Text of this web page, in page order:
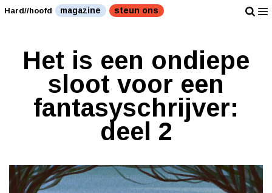
Hard//hoofd magazine steun ons
Het is een ondiepe
sloot voor een
fantasyschrijver:
deel 2